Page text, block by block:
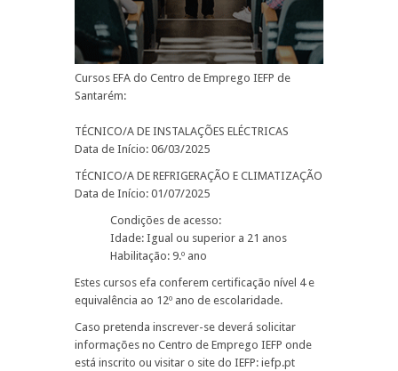
Cursos EFA do Centro de Emprego IEFP de
Santarém:
TÉCNICO/A DE INSTALAÇÕES ELÉCTRICAS
Data de Início: 06/03/2025
TÉCNICO/A DE REFRIGERAÇÃO E CLIMATIZAÇÃO
Data de Início: 01/07/2025
Condições de acesso:
Idade: Igual ou superior a 21 anos
Habilitação: 9.º ano
Estes cursos efa conferem certificação nível 4 e
equivalência ao 12º ano de escolaridade.
Caso pretenda inscrever-se deverá solicitar
informações no Centro de Emprego IEFP onde
está inscrito ou visitar o site do IEFP: iefp.pt